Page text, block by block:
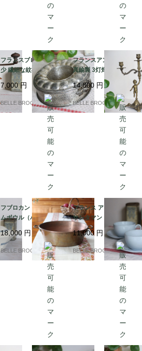
フランスブロカント 稀
少 繊細な紋様 エンボス
加工のクグロフ型 スプ
リングフォーム ケーキ
型 蚤の市｜フランス発
送（到着まで2-3週間）
7,000円
BELLE BROCANTE
フランスアンティーク
真鍮製 3灯燭台 天使の
プット カンドラブラ 置
き物｜フランス発送
（到着まで2-3週間）
14,800 円
BELLE BROCANTE
フブロカント 銅製ジャ
ムボウル（バサン・
ア・コンフィチュー
ル）｜フランス発送
（到着まで2-3週間）
18,000 円
BELLE BROCANTE
フランス アンティーク
サンタマン（Saint-Am
and）MDL 風車刻印 ペ
アのカップ＆ソーサー
淡いブルーの陶器｜フ
ランス発送（到着まで2
11,000 円
BELLE BROCANTE